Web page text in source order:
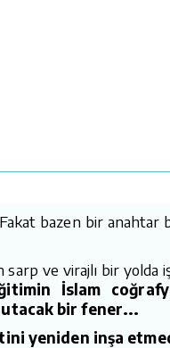
bazen bir anahtar
ve virajlı bir yolda
İslam
bir fener...
yeniden inşa